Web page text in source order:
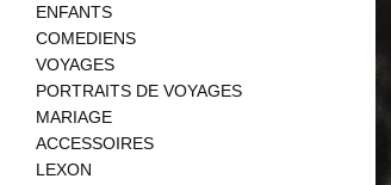
ENFANTS
COMEDIENS
VOYAGES
PORTRAITS DE VOYAGES
MARIAGE
ACCESSOIRES
LEXON